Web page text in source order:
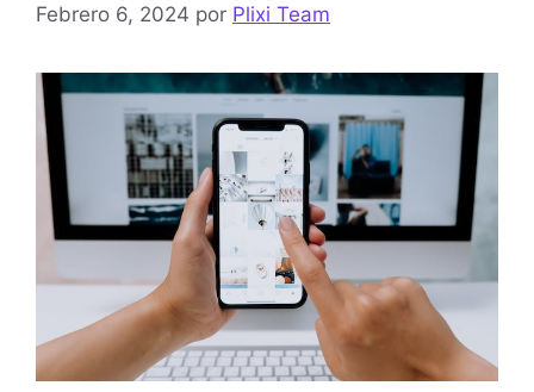
Febrero 6, 2024 por Plixi Team